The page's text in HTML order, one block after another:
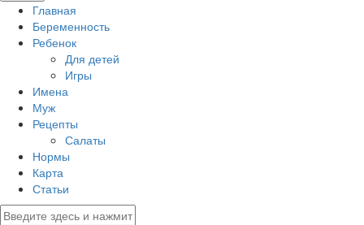
Главная
Беременность
Ребенок
Для детей
Игры
Имена
Муж
Рецепты
Салаты
Нормы
Карта
Статьи